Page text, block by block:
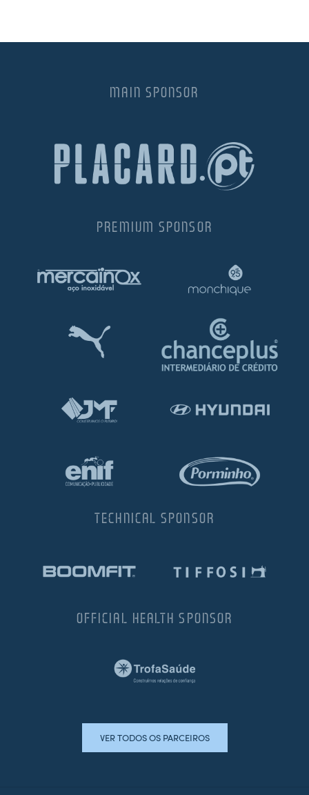
MAIN SPONSOR
PREMIUM SPONSOR
TECHNICAL SPONSOR
OFFICIAL HEALTH SPONSOR
VER TODOS OS PARCEIROS